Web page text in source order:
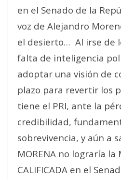
en el Senado de la
voz de Alejandro
el desierto… Al irse de
falta de inteligencia
adoptar una visión de
plazo para revertir los
tiene el PRI, ante la
credibilidad,
sobrevivencia, y aún a
MORENA no lograría la
CALIFICADA en el